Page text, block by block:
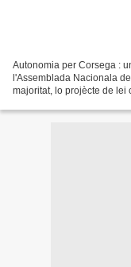
Autonomia per Corsega :
l'Assemblada Nacionala
majoritat, lo projècte de lei